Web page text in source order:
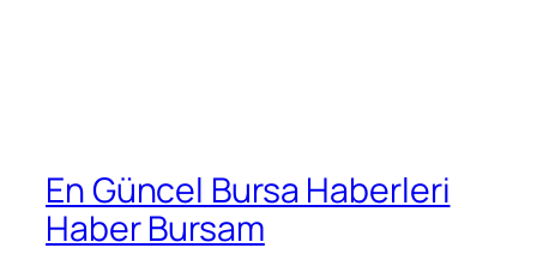
En Güncel Bursa Haberleri
Haber Bursam